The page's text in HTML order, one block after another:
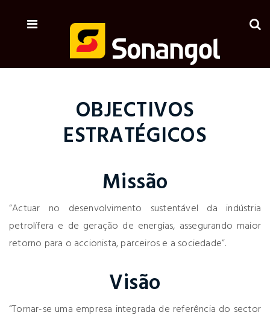
OBJECTIVOS
ESTRATÉGICOS
Missão
“Actuar no desenvolvimento sustentável da indústria
petrolífera e de geração de energias, assegurando maior
retorno para o accionista, parceiros e a sociedade”.
Visão
“Tornar-se uma empresa integrada de referência do sector